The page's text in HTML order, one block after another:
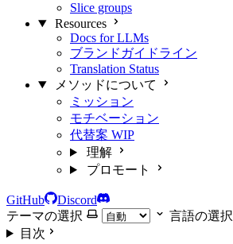
Slice groups
Resources
Docs for LLMs
ブランドガイドライン
Translation Status
メソッドについて
ミッション
モチベーション
代替案 WIP
理解
プロモート
GitHub
Discord
テーマの選択
言語の選択
目次